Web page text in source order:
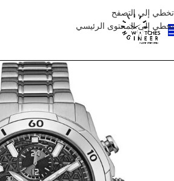
تخطي إلى التصفح
تخطي إلى المحتوى الرئيسي